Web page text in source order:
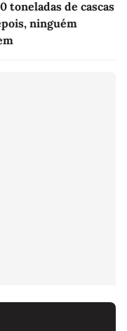
toneladas de cascas
ninguém